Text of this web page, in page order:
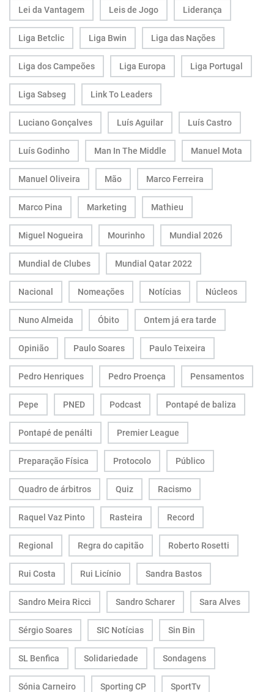
Lei da Vantagem Leis de Jogo Liderança
Liga Betclic Liga Bwin Liga das Nações
Liga dos Campeões Liga Europa Liga Portugal
Liga Sabseg Link To Leaders
Luciano Gonçalves Luís Aguilar Luís Castro
Luís Godinho Man In The Middle Manuel Mota
Manuel Oliveira Mão Marco Ferreira
Marco Pina Marketing Mathieu
Miguel Nogueira Mourinho Mundial 2026
Mundial de Clubes Mundial Qatar 2022
Nacional Nomeações Notícias Núcleos
Nuno Almeida Óbito Ontem já era tarde
Opinião Paulo Soares Paulo Teixeira
Pedro Henriques Pedro Proença Pensamentos
Pepe PNED Podcast Pontapé de baliza
Pontapé de penálti Premier League
Preparação Física Protocolo Público
Quadro de árbitros Quiz Racismo
Raquel Vaz Pinto Rasteira Record
Regional Regra do capitão Roberto Rosetti
Rui Costa Rui Licínio Sandra Bastos
Sandro Meira Ricci Sandro Scharer Sara Alves
Sérgio Soares SIC Notícias Sin Bin
SL Benfica Solidariedade Sondagens
Sónia Carneiro Sporting CP SportTv